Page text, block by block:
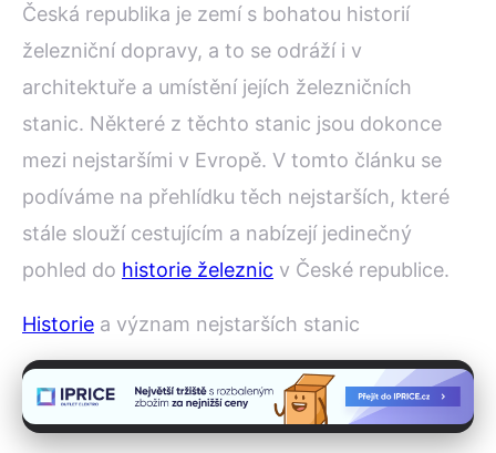
ČR
6. 9. 2025 · 4 min čtení · Autor: Lenka Fišerová
Česká republika je zemí s bohatou historií
železniční dopravy, a to se odráží i v
architektuře a umístění jejích železničních
stanic. Některé z těchto stanic jsou dokonce
mezi nejstaršími v Evropě. V tomto článku se
podíváme na přehlídku těch nejstarších, které
stále slouží cestujícím a nabízejí jedinečný
pohled do historie železnic v České republice.
Historie a význam nejstarších stanic